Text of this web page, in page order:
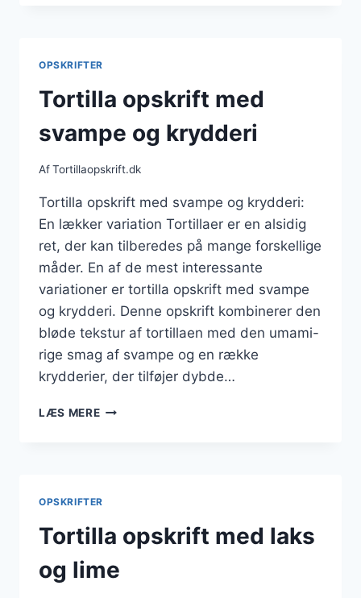
OPSKRIFTER
Tortilla opskrift med
svampe og krydderi
AfTortillaopskrift.dk
Tortilla opskrift med svampe og krydderi:
En lækker variation Tortillaer er en alsidig
ret, der kan tilberedes på mange forskellige
måder. En af de mest interessante
variationer er tortilla opskrift med svampe
og krydderi. Denne opskrift kombinerer den
bløde tekstur af tortillaen med den umami-
rige smag af svampe og en række
krydderier, der tilføjer dybde…
LÆS MERETORTILLA
OPSKRIFTER
Tortilla opskrift med laks
og lime